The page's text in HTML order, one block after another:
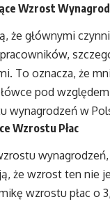
Wzrost
że głównymi
To oznacza, że
pod
wynagrodzeń w
Wzrostu Płac
że wzrost ten nie
wzrostu płac o